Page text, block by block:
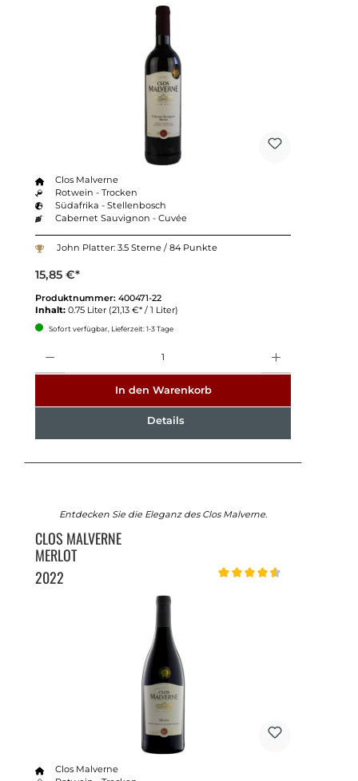
Clos Malverne
Rotwein - Trocken
Südafrika - Stellenbosch
Cabernet Sauvignon - Cuvée
John Platter: 3.5 Sterne / 84 Punkte
15,85 €*
Produktnummer: 400471-22
Inhalt: 0.75 Liter (21,13 €* / 1 Liter)
Sofort verfügbar, Lieferzeit: 1-3 Tage
In den Warenkorb
Details
Entdecken Sie die Eleganz des Clos Malverne.
CLOS MALVERNE
MERLOT
2022
Clos Malverne